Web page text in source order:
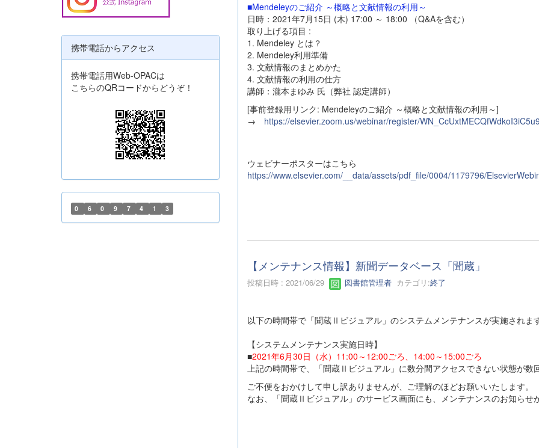
■Mendeleyのご紹介 ～概略と文献情報の利用～
日時：2021年7月15日 (木) 17:00 ～ 18:00 （Q&Aを含む）
取り上げる項目 :
1. Mendeley とは？
2. Mendeley利用準備
3. 文献情報のまとめかた
4. 文献情報の利用の仕方
講師：瀧本まゆみ 氏（弊社 認定講師）
[事前登録用リンク: Mendeleyのご紹介 ～概略と文献情報の利用～]
→ https://elsevier.zoom.us/webinar/register/
ウェビナーポスターはこちら
https://www.elsevier.com/__data/assets/pdf_file/0004/1179796/
【メンテナンス情報】新聞データベース「聞蔵」
投稿日時 : 2021/06/29 図書館管理者カテゴリ:終了
以下の時間帯で「聞蔵Ⅱビジュアル」のシステムメンテナンスが実施されます
【システムメンテナンス実施日時】
■2021年6月30日（水）11:00～12:00ごろ、14:00～15:00ごろ
上記の時間帯で、「聞蔵Ⅱビジュアル」に数分間アクセスできない状態が数
ご不便をおかけして申し訳ありませんが、ご理解のほどお願いいたします。
なお、「聞蔵Ⅱビジュアル」のサービス画面にも、メンテナンスのお知らせ
携帯電話からアクセス
携帯電話用Web-OPACは
こちらのQRコードからどうぞ！
0 6 0 9 7 4 1 3